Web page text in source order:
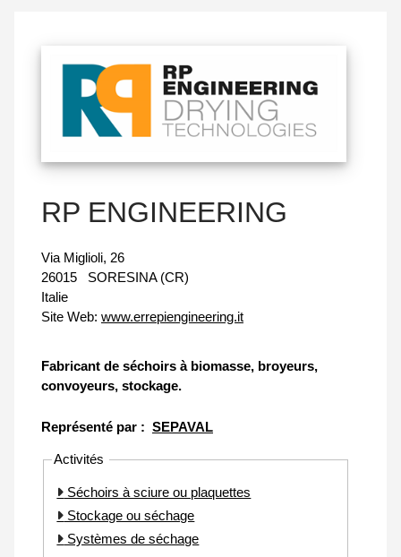
RP ENGINEERING
Via Miglioli, 26
26015
SORESINA (CR)
Italie
Site Web: www.errepiengineering.it
Fabricant de séchoirs à biomasse, broyeurs,
convoyeurs, stockage.
Représenté par : SEPAVAL
Activités
Séchoirs à sciure ou plaquettes
Stockage ou séchage
Systèmes de séchage